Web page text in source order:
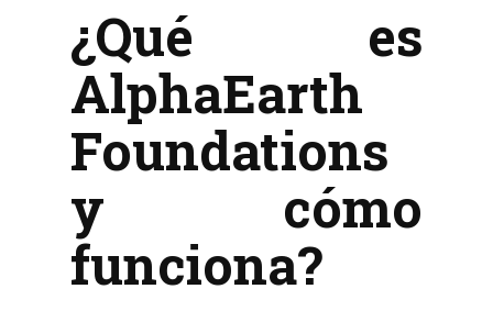
¿Qué es
AlphaEarth
Foundations
y cómo
funciona?